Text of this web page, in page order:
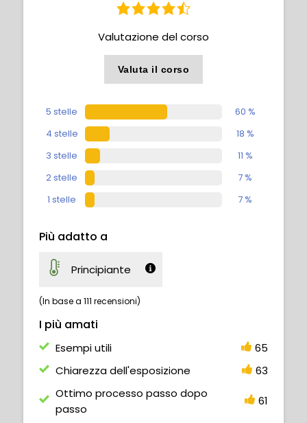
In this video, Rene will show us the utility of
sketching the male form in various poses
and perspectives in his sketchbook,
highlighting the importance of body
structure.
Valutazione del corso
Valuta il corso
5 stelle
60 %
4 stelle
18 %
3 stelle
11 %
2 stelle
7 %
1 stelle
7 %
Più adatto a
Principiante
(In base a 111 recensioni)
I più amati
Esempi utili
65
Chiarezza dell'esposizione
63
Ottimo processo passo dopo
passo
61